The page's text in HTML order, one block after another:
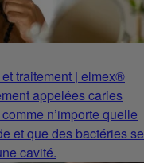
traitement | elmex®
appelées caries
n’importe quelle
et que des bactéries se
cavité.